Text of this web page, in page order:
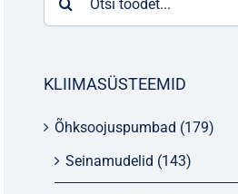
KLIIMASÜSTEEMID
Õhksoojuspumbad (179)
Seinamudelid (143)